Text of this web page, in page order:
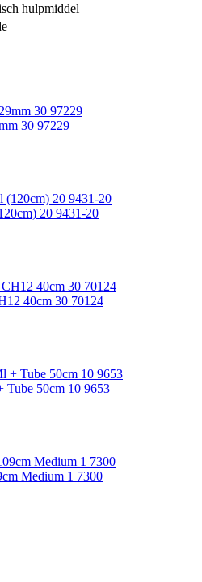
hulpmiddel
30 97229
20 9431-20
40cm 30 70124
Tube 50cm 10 9653
Medium 1 7300